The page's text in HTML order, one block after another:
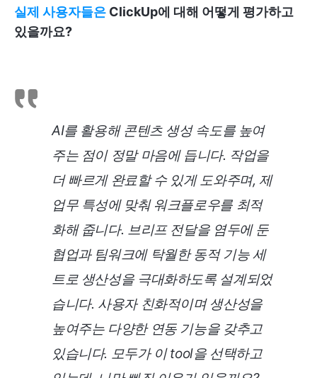
실제 사용자들은 ClickUp에 대해 어떻게 평가하고
있을까요?
AI를 활용해 콘텐츠 생성 속도를 높여
주는 점이 정말 마음에 듭니다. 작업을
더 빠르게 완료할 수 있게 도와주며, 제
업무 특성에 맞춰 워크플로우를 최적
화해 줍니다. 브리프 전달을 염두에 둔
협업과 팀워크에 탁월한 동적 기능 세
트로 생산성을 극대화하도록 설계되었
습니다. 사용자 친화적이며 생산성을
높여주는 다양한 연동 기능을 갖추고
있습니다. 모두가 이 tool을 선택하고